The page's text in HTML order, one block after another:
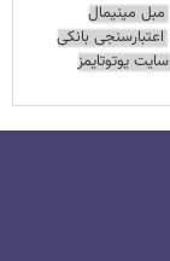
مبل مینیمال
اعتبارسنجی بانکی
سایت یوتوتایمز